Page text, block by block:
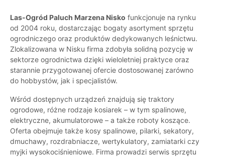
Las-Ogród Paluch Marzena Nisko funkcjonuje na rynku
od 2004 roku, dostarczając bogaty asortyment sprzętu
ogrodniczego oraz produktów dedykowanych leśnictwu.
Zlokalizowana w Nisku firma zdobyła solidną pozycję w
sektorze ogrodnictwa dzięki wieloletniej praktyce oraz
starannie przygotowanej ofercie dostosowanej zarówno
do hobbystów, jak i specjalistów.
Wśród dostępnych urządzeń znajdują się traktory
ogrodowe, różne rodzaje kosiarek – w tym spalinowe,
elektryczne, akumulatorowe – a także roboty koszące.
Oferta obejmuje także kosy spalinowe, pilarki, sekatory,
dmuchawy, rozdrabniacze, wertykulatory, zamiatarki czy
myjki wysokociśnieniowe. Firma prowadzi serwis sprzętu